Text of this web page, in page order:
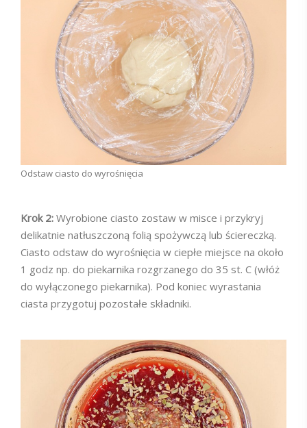
Odstaw ciasto do wyrośnięcia
Krok 2: Wyrobione ciasto zostaw w misce i przykryj
delikatnie natłuszczoną folią spożywczą lub ściereczką.
Ciasto odstaw do wyrośnięcia w ciepłe miejsce na około
1 godz np. do piekarnika rozgrzanego do 35 st. C (włóż
do wyłączonego piekarnika). Pod koniec wyrastania
ciasta przygotuj pozostałe składniki.